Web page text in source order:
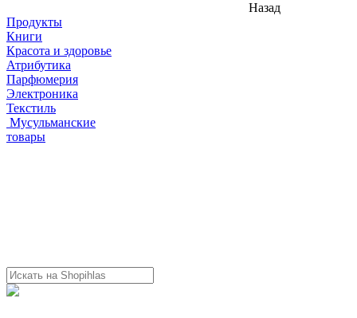
Назад
Продукты
Книги
Красота и здоровье
Атрибутика
Парфюмерия
Электроника
Текстиль
Мусульманские
товары